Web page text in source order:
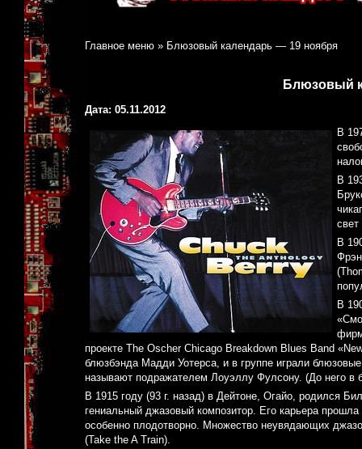
Главное меню » Блюзовый календарь — 19 ноября
Блюзовый
Дата: 05.11.2012
В
В
свет
В
В
проекте The Oscher Chicago Breakdown Blues Band
блюзбэнда Мадди Уотерса, и в группе играли
называют подражателем Лоуэллу Фулсону. (До него
В 1915 году (93 г. назад) в Дейтоне, Огайо, родился
гениальный джазовый композитор. Его карьера
особенно плодотворно. Множество неувядающих
(Take the A Train).